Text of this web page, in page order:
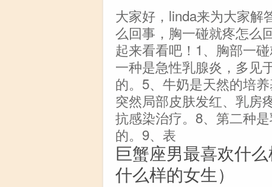
大家好，linda来为大家解
么回事，胸一碰就疼怎么
起来看看吧！1、胸部一
一种是急性乳腺炎，多见
的。5、牛奶是天然的培
突然局部皮肤发红、乳房
抗感染治疗。8、第二种
的。9、表
巨蟹座男最喜欢什
什么样的女生）